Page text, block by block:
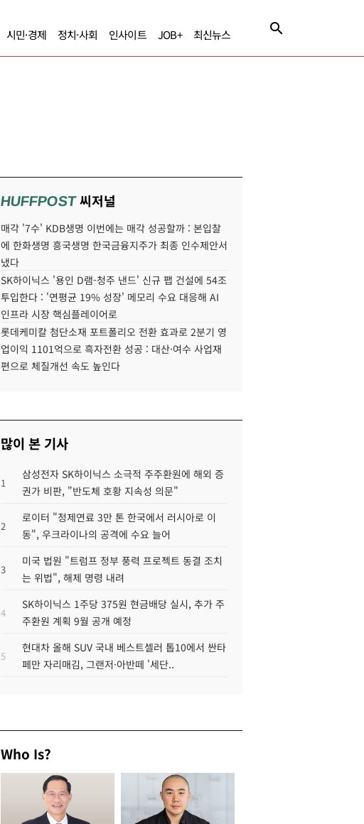
시민·경제 정치·사회 인사이트 JOB+ 최신뉴스
HUFFPOST씨저널
매각 '7수' KDB생명 이번에는 매각 성공할까 : 본입찰
에 한화생명 흥국생명 한국금융지주가 최종 인수제안서
냈다
SK하이닉스 '용인 D램-청주 낸드' 신규 팹 건설에 54조
투입한다 : '연평균 19% 성장' 메모리 수요 대응해 AI
인프라 시장 핵심플레이어로
롯데케미칼 첨단소재 포트폴리오 전환 효과로 2분기 영
업이익 1101억으로 흑자전환 성공 : 대산·여수 사업재
편으로 체질개선 속도 높인다
많이 본 기사
1
삼성전자 SK하이닉스 소극적 주주환원에 해외 증
권가 비판, "반도체 호황 지속성 의문"
2
로이터 "정제연료 3만 톤 한국에서 러시아로 이
동", 우크라이나의 공격에 수요 늘어
3
미국 법원 "트럼프 정부 풍력 프로젝트 동결 조치
는 위법", 해제 명령 내려
4
SK하이닉스 1주당 375원 현금배당 실시, 추가 주
주환원 계획 9월 공개 예정
5
현대차 올해 SUV 국내 베스트셀러 톱10에서 싼타
페만 자리매김, 그랜저·아반떼 '세단..
Who Is?